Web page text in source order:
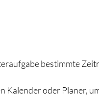
bestimmte
Kalender oder Planer,